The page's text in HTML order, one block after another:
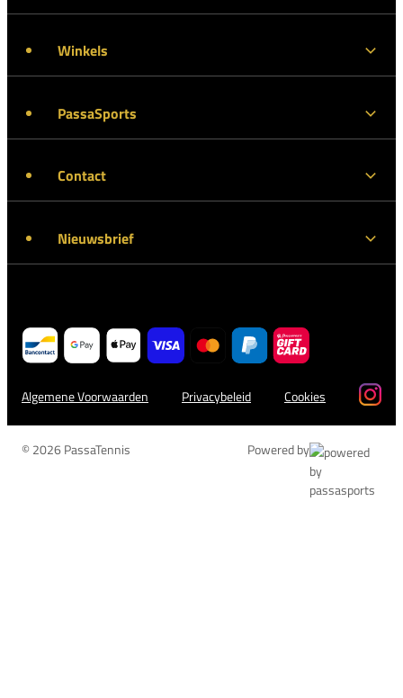
Winkels
PassaSports
Contact
Nieuwsbrief
Algemene Voorwaarden Privacybeleid Cookies
© 2026 PassaTennis Powered by